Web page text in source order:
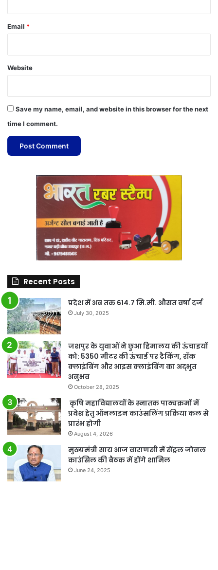
Email *
Website
Save my name, email, and website in this browser for the next
time I comment.
Recent Posts
प्रदेश में अब तक 614.7 मि.मी. औसत वर्षा दर्ज
July 30, 2025
जशपुर के युवाओं ने छुआ हिमालय की ऊंचाइयों
को: 5350 मीटर की ऊंचाई पर ट्रैकिंग, रॉक
क्लाइंबिंग और आइस क्लाइंबिंग का अद्भुत
अनुभव
October 28, 2025
कृषि महाविद्यालयों के स्नातक पाठ्यक्रमों में
प्रवेश हेतु ऑनलाइन काउंसलिंग प्रक्रिया कल से
प्रारंभ होगी
August 4, 2026
मुख्यमंत्री साय आज वाराणसी में सेंट्रल जोनल
काउंसिल की बैठक में होंगे शामिल
June 24, 2025